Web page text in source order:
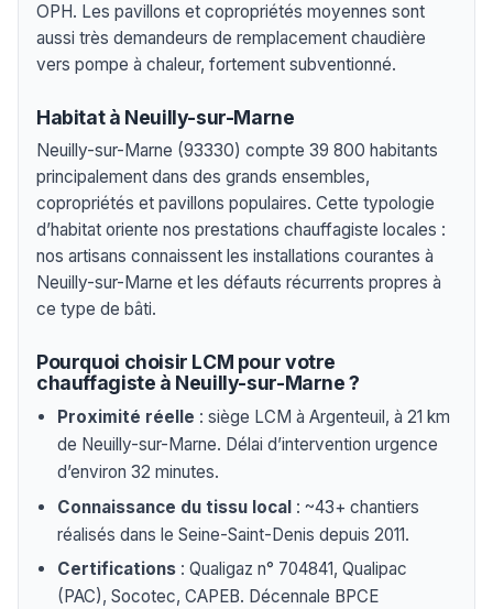
OPH. Les pavillons et copropriétés moyennes sont
aussi très demandeurs de remplacement chaudière
vers pompe à chaleur, fortement subventionné.
Habitat à Neuilly-sur-Marne
Neuilly-sur-Marne (93330) compte 39 800 habitants
principalement dans des grands ensembles,
copropriétés et pavillons populaires. Cette typologie
d’habitat oriente nos prestations chauffagiste locales :
nos artisans connaissent les installations courantes à
Neuilly-sur-Marne et les défauts récurrents propres à
ce type de bâti.
Pourquoi choisir LCM pour votre
chauffagiste à Neuilly-sur-Marne ?
Proximité réelle : siège LCM à Argenteuil, à 21 km
de Neuilly-sur-Marne. Délai d’intervention urgence
d’environ 32 minutes.
Connaissance du tissu local : ~43+ chantiers
réalisés dans le Seine-Saint-Denis depuis 2011.
Certifications : Qualigaz n° 704841, Qualipac
(PAC), Socotec, CAPEB. Décennale BPCE